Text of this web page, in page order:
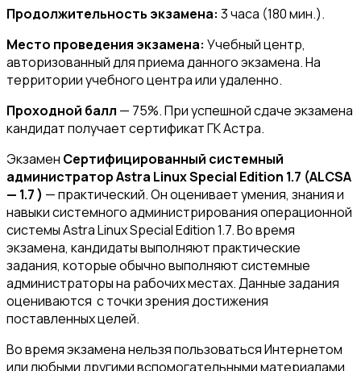
Продолжительность экзамена: 3 часа (180 мин.).
Место проведения экзамена: Учебный центр,
авторизованный для приема данного экзамена. На
территории учебного центра или удаленно.
Проходной балл — 75%. При успешной сдаче экзамена
кандидат получает сертификат ГК Астра.
Экзамен Сертифицированный системный
администратор Astra Linux Special Edition 1.7 (ALCSA
— 1.7 ) — практический. Он оценивает умения, знания и
навыки системного администрирования операционной
системы Astra Linux Special Edition 1.7. Во время
экзамена, кандидаты выполняют практические
задания, которые обычно выполняют системные
администраторы на рабочих местах. Данные задания
оцениваются с точки зрения достижения
поставленных целей.
Во время экзамена нельзя пользоваться Интернетом
или любыми другими вспомогательными материалами.